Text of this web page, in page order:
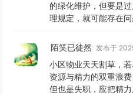
的绿化维护，但要是
理规定，就可能存在
陌笑已徒然 发布于
小区物业天天割草，
资源与精力的双重浪
但也是失职，应把精